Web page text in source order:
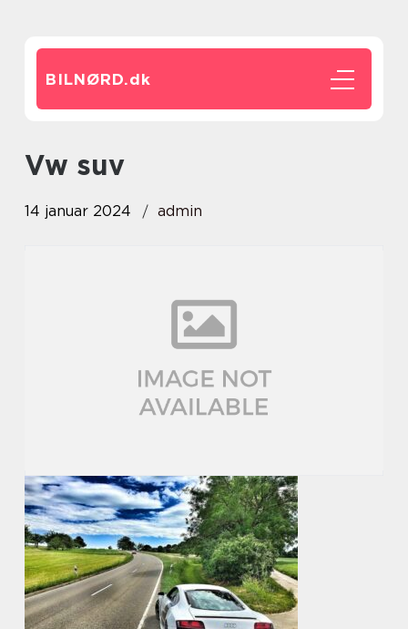
BILNØRD.dk
vw suv
14 januar 2024 admin